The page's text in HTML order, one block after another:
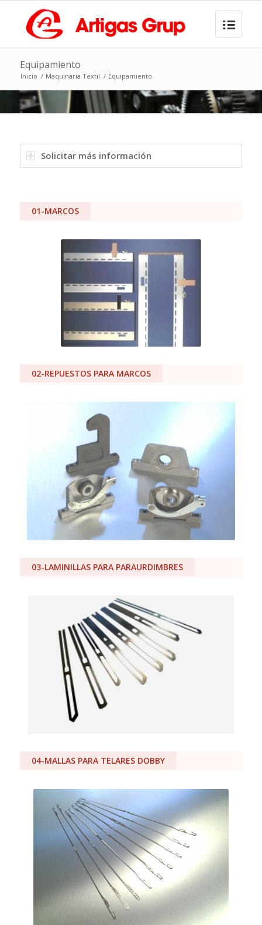
Equipamiento
Inicio / Maquinaria Textil / Equipamiento
Solicitar más información
01-MARCOS
02-REPUESTOS PARA MARCOS
03-LAMINILLAS PARA PARAURDIMBRES
04-MALLAS PARA TELARES DOBBY